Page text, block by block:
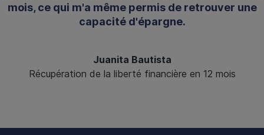
mois, ce qui m'a même permis de retrouver une
capacité d'épargne.
Juanita Bautista
Récupération de la liberté financière en 12 mois